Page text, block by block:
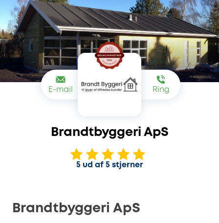
E-mail Ring
Brandtbyggeri ApS
5 ud af 5 stjerner
Brandtbyggeri ApS